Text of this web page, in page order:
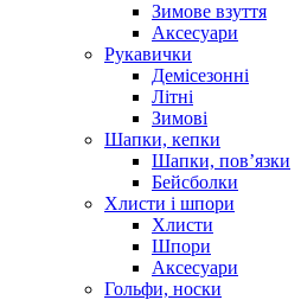
Зимове взуття
Аксесуари
Рукавички
Демісезонні
Літні
Зимові
Шапки, кепки
Шапки, пов’язки
Бейсболки
Хлисти і шпори
Хлисти
Шпори
Аксесуари
Гольфи, носки